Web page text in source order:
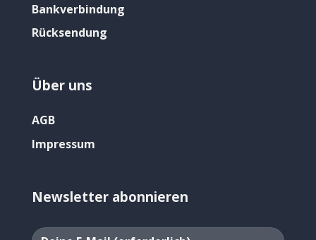
Bankverbindung
Rücksendung
Über uns
AGB
Impressum
Newsletter abonnieren